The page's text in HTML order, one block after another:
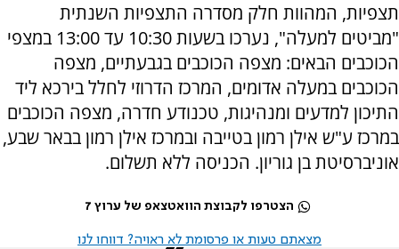
תצפיות, המהוות חלק מסדרה התצפיות השנתית
"מביטים למעלה", נערכו בשעות 10:30 עד 13:00 במצפי
הכוכבים הבאים: מצפה הכוכבים בגבעתיים, מצפה
הכוכבים במעלה אדומים, המרכז הדרוזי לחלל בירכא ליד
התיכון למדעים ומנהיגות, טכנודע חדרה, מצפה הכוכבים
במרכז ע"ש אילן רמון בטייבה ובמרכז אילן רמון בבאר שבע,
אוניברסיטת בן גוריון. הכניסה ללא תשלום.
הצטרפו לקבוצת הוואטצאפ של ערוץ 7
מצאתם טעות או פרסומת לא ראויה? דווחו לנו